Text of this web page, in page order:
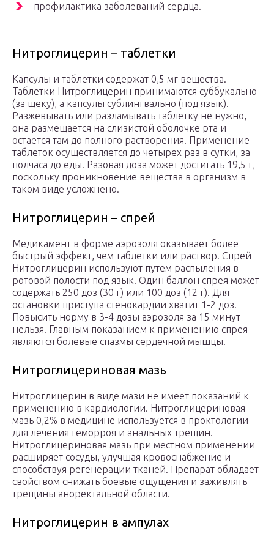
профилактика заболеваний сердца.
Нитроглицерин – таблетки
Капсулы и таблетки содержат 0,5 мг вещества.
Таблетки Нитроглицерин принимаются суббукально
(за щеку), а капсулы сублингвально (под язык).
Разжевывать или разламывать таблетку не нужно,
она размещается на слизистой оболочке рта и
остается там до полного растворения. Применение
таблеток осуществляется до четырех раз в сутки, за
полчаса до еды. Разовая доза может достигать 19,5 г,
поскольку проникновение вещества в организм в
таком виде усложнено.
Нитроглицерин – спрей
Медикамент в форме аэрозоля оказывает более
быстрый эффект, чем таблетки или раствор. Спрей
Нитроглицерин используют путем распыления в
ротовой полости под язык. Один баллон спрея может
содержать 250 доз (30 г) или 100 доз (12 г). Для
остановки приступа стенокардии хватит 1-2 доз.
Повысить норму в 3-4 дозы аэрозоля за 15 минут
нельзя. Главным показанием к применению спрея
являются болевые спазмы сердечной мышцы.
Нитроглицериновая мазь
Нитроглицерин в виде мази не имеет показаний к
применению в кардиологии. Нитроглицериновая
мазь 0,2% в медицине используется в проктологии
для лечения геморроя и анальных трещин.
Нитроглицериновая мазь при местном применении
расширяет сосуды, улучшая кровоснабжение и
способствуя регенерации тканей. Препарат обладает
свойством снижать боевые ощущения и заживлять
трещины аноректальной области.
Нитроглицерин в ампулах